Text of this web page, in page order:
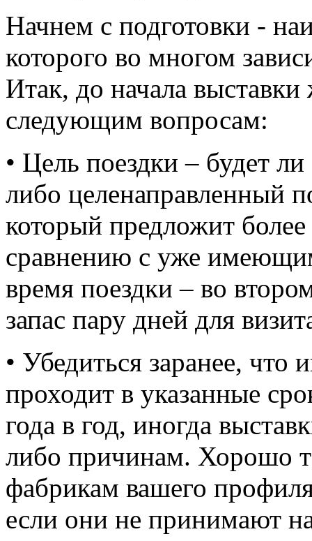
Начнем с подготовки -
которого во многом
Итак, до начала
следующим вопросам:
• Цель поездки – будет
либо целенаправленный
который предложит
сравнению с уже
время поездки – во
запас пару дней для
• Убедиться заранее, что
проходит в указанные
года в год, иногда
либо причинам. Хорошо
фабрикам вашего
если они не принимают